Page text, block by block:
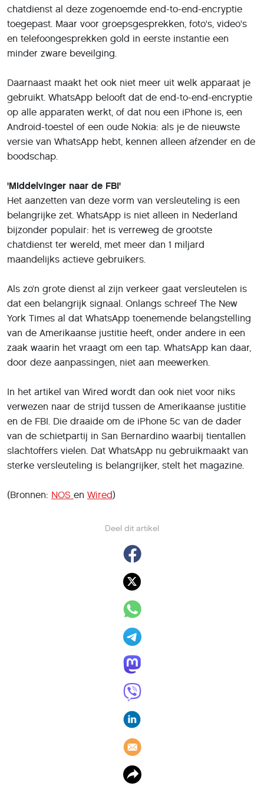
Deel dit artikel
chatdienst al deze zogenoemde end-to-end-encryptie
toegepast. Maar voor groepsgesprekken, foto's, video's
en telefoongesprekken gold in eerste instantie een
minder zware beveilging.
Daarnaast maakt het ook niet meer uit welk apparaat je
gebruikt. WhatsApp belooft dat de end-to-end-encryptie
op alle apparaten werkt, of dat nou een iPhone is, een
Android-toestel of een oude Nokia: als je de nieuwste
versie van WhatsApp hebt, kennen alleen afzender en de
boodschap.
'Middelvinger naar de FBI'
Het aanzetten van deze vorm van versleuteling is een
belangrijke zet. WhatsApp is niet alleen in Nederland
bijzonder populair: het is verreweg de grootste
chatdienst ter wereld, met meer dan 1 miljard
maandelijks actieve gebruikers.
Als zo’n grote dienst al zijn verkeer gaat versleutelen is
dat een belangrijk signaal. Onlangs schreef The New
York Times al dat WhatsApp toenemende belangstelling
van de Amerikaanse justitie heeft, onder andere in een
zaak waarin het vraagt om een tap. WhatsApp kan daar,
door deze aanpassingen, niet aan meewerken.
In het artikel van Wired wordt dan ook niet voor niks
verwezen naar de strijd tussen de Amerikaanse justitie
en de FBI. Die draaide om de iPhone 5c van de dader
van de schietpartij in San Bernardino waarbij tientallen
slachtoffers vielen. Dat WhatsApp nu gebruikmaakt van
sterke versleuteling is belangrijker, stelt het magazine.
(Bronnen: NOS en Wired)